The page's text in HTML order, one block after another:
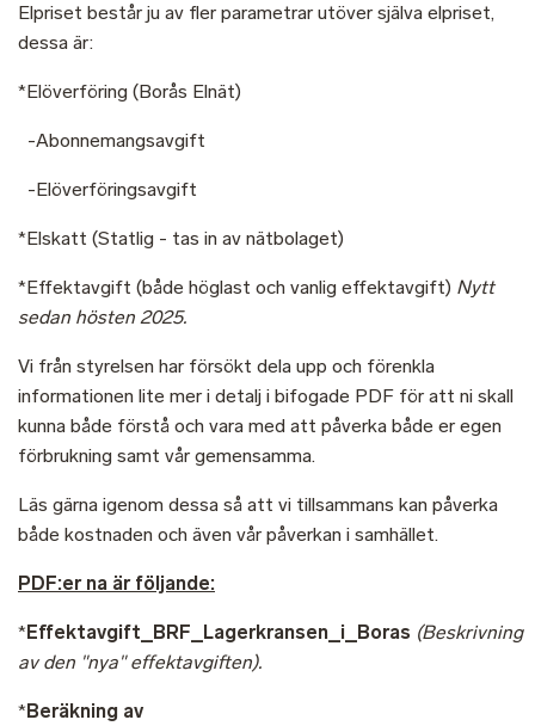
Elpriset består ju av fler parametrar utöver själva elpriset,
dessa är:
*Elöverföring (Borås Elnät)
-Abonnemangsavgift
-Elöverföringsavgift
*Elskatt (Statlig - tas in av nätbolaget)
*Effektavgift (både höglast och vanlig effektavgift) Nytt
sedan hösten 2025.
Vi från styrelsen har försökt dela upp och förenkla
informationen lite mer i detalj i bifogade PDF för att ni skall
kunna både förstå och vara med att påverka både er egen
förbrukning samt vår gemensamma.
Läs gärna igenom dessa så att vi tillsammans kan påverka
både kostnaden och även vår påverkan i samhället.
PDF:er na är följande:
*Effektavgift_BRF_Lagerkransen_i_Boras (Beskrivning
av den "nya" effektavgiften).
*Beräkning av